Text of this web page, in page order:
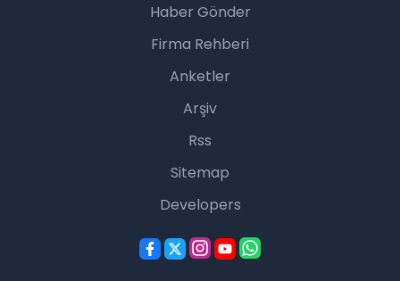
Haber Gönder
Firma Rehberi
Anketler
Arşiv
Rss
Sitemap
Developers